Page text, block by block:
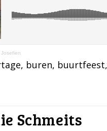
, buren, buurtfeest,
Schmeits